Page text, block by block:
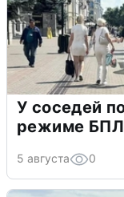
У соседей
режиме
5 августа 0